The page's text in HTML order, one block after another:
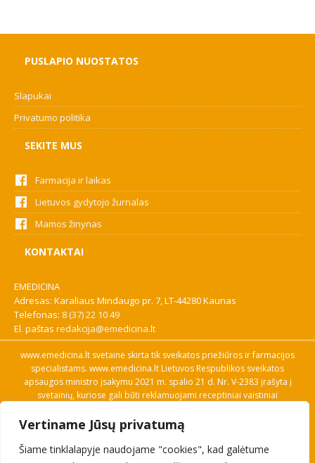
Vertiname Jūsų privatumą
Šiame tinklalapyje naudojame "cookies", kad galėtume
PUSLAPIO NUOSTATOS
Slapukai
Privatumo politika
SEKITE MUS
Farmacija ir laikas
Lietuvos gydytojo žurnalas
Mamos žinynas
KONTAKTAI
EMEDICINA
Adresas: Karaliaus Mindaugo pr. 7, LT-44280 Kaunas
Telefonas: 8 (37) 22 10 49
El. paštas redakcija@emedicina.lt
www.emedicina.lt svetainė skirta tik sveikatos priežiūros ir farmacijos
specialistams. www.emedicina.lt Lietuvos Respublikos sveikatos
apsaugos ministro įsakymu 2021 m. spalio 21 d. Nr. V-2383 įrašyta į
svetainių, kuriose gali būti reklamuojami receptiniai vaistiniai
savo profesinę kvalifikaciją. Naudingos nuorodos: Vaistų ir medicinos
pagalbos priemonių kainų paieška, VVKT tinklalapis, Sveikatos
priežiūros ar farmacijos specialisto pranešimo apie įtariamą